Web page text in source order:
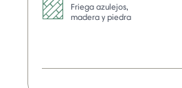
Friega azulejos,
madera y piedra